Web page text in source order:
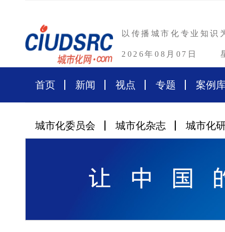
以传播城市化专业知识
2026年08月07日
首页 新闻 视点 专题 案例
城市化委员会 城市化杂志 城市化